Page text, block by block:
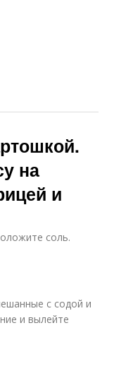
на
и
соль.
с содой и
и вылейте